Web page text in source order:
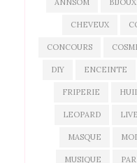
ANNSOM BIJOUX
CHEVEUX
CONCOURS
DIY ENCEINTE
FRIPERIE
LEOPARD LIVE
MASQUE
MUSIQUE